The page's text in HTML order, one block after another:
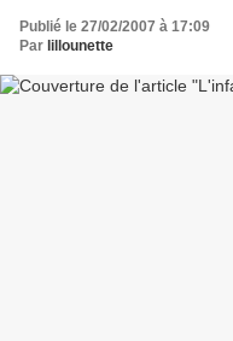
Publié le 27/02/2007 à 17:09
Par lillounette